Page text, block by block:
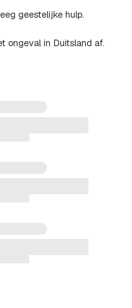
geestelijke hulp.
ongeval in Duitsland af.